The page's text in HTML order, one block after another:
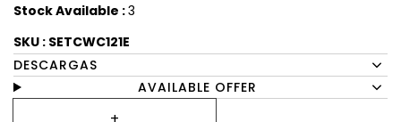
Stock Available :3
SKU : SETCWC121E
DESCARGAS
AVAILABLE OFFER